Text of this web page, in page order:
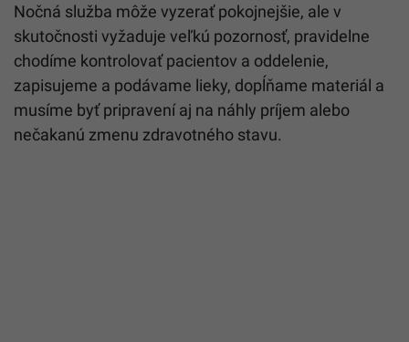
Nočná služba môže vyzerať pokojnejšie, ale v
skutočnosti vyžaduje veľkú pozornosť, pravidelne
chodíme kontrolovať pacientov a oddelenie,
zapisujeme a podávame lieky, dopĺňame materiál a
musíme byť pripravení aj na náhly príjem alebo
nečakanú zmenu zdravotného stavu.